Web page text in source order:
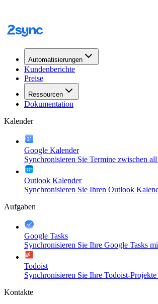
Automatisierungen
Kundenberichte
Preise
Ressourcen
Dokumentation
Kalender
Google Kalender
Synchronisieren Sie Termine zwischen
Outlook Kalender
Synchronisieren Sie Ihren Outlook
Aufgaben
Google Tasks
Synchronisieren Sie Ihre Google Tasks
Todoist
Synchronisieren Sie Ihre Todoist-
Kontakte